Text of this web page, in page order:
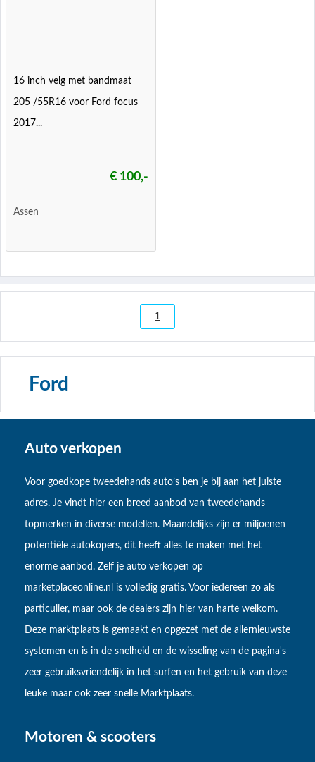
16 inch velg met bandmaat
205 /55R16 voor Ford focus
2017...
€ 100,-
Assen
1
Ford
Auto verkopen
Voor goedkope tweedehands auto’s ben je bij aan het juiste
adres. Je vindt hier een breed aanbod van tweedehands
topmerken in diverse modellen. Maandelijks zijn er miljoenen
potentiële autokopers, dit heeft alles te maken met het
enorme aanbod. Zelf je auto verkopen op
marketplaceonline.nl is volledig gratis. Voor iedereen zo als
particulier, maar ook de dealers zijn hier van harte welkom.
Deze marktplaats is gemaakt en opgezet met de allernieuwste
systemen en is in de snelheid en de wisseling van de pagina's
zeer gebruiksvriendelijk in het surfen en het gebruik van deze
leuke maar ook zeer snelle Marktplaats.
Motoren & scooters